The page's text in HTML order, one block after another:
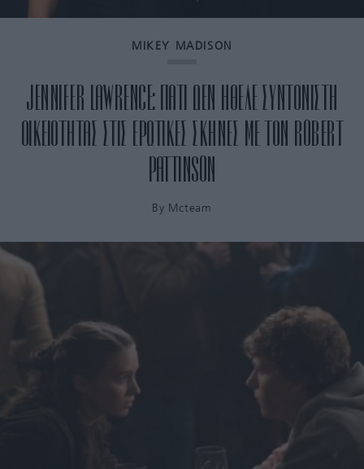
MIKEY MADISON
JENNIFER LAWRENCE: ΓΙΑΤΙ ΔΕΝ ΗΘΕΛΕ ΣΥΝΤΟΝΙΣΤΗ
ΟΙΚΕΙΟΤΗΤΑΣ ΣΤΙΣ ΕΡΩΤΙΚΕΣ ΣΚΗΝΕΣ ΜΕ ΤΟΝ ROBERT
PATTINSON
By Mcteam